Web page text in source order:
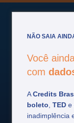
NÃO SAIA
Você
com
ACredits
boleto TED e
inadimplência
Fique
financeiro e